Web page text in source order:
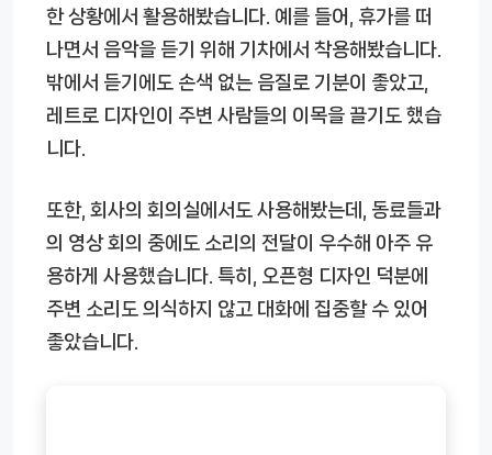
한 상황에서 활용해봤습니다. 예를 들어, 휴가를 떠
나면서 음악을 듣기 위해 기차에서 착용해봤습니다.
밖에서 듣기에도 손색 없는 음질로 기분이 좋았고,
레트로 디자인이 주변 사람들의 이목을 끌기도 했습
니다.
또한, 회사의 회의실에서도 사용해봤는데, 동료들과
의 영상 회의 중에도 소리의 전달이 우수해 아주 유
용하게 사용했습니다. 특히, 오픈형 디자인 덕분에
주변 소리도 의식하지 않고 대화에 집중할 수 있어
좋았습니다.